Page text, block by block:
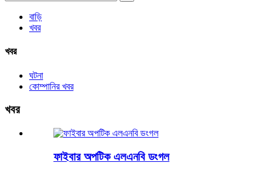
বাড়ি
খবর
খবর
ঘটনা
কোম্পানির খবর
খবর
ফাইবার অপটিক এলএনবি ডংগল